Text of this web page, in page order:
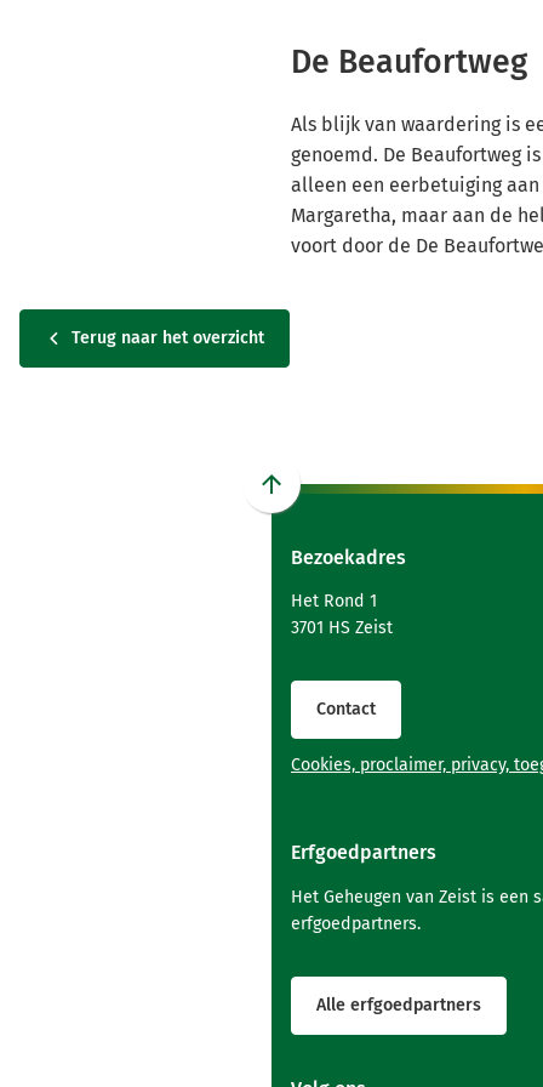
De Beaufortweg
Als blijk van waardering is
genoemd. De Beaufortweg
alleen een eerbetuiging
Margaretha, maar aan de
voort door de De
Terug naar het overzicht
Scroll
boven
het
van
paginainhoud
Bezoekadres
Het Rond 1
3701 HS Zeist
Contact
Cookies, proclaimer, privacy,
Erfgoedpartners
Het Geheugen van Zeist is een
erfgoedpartners.
Alle erfgoedpartners